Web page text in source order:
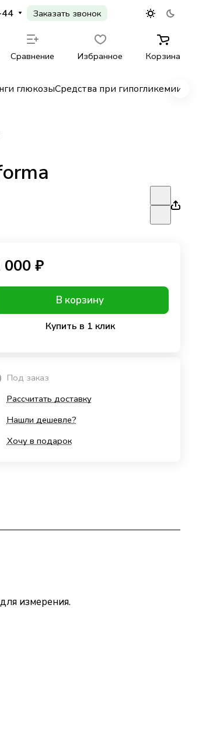
Заказать звонок
Сравнение Избранное Корзина
глюкозыСредства при гипогликемии
000 ₽
В корзину
Купить в 1 клик
Под заказ
Рассчитать доставку
Нашли дешевле?
Хочу в подарок
измерения.